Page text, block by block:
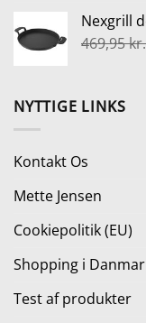
Nexgrill
469,95kr.
NYTTIGE LINKS
Kontakt Os
Mette Jensen
Cookiepolitik (EU)
Shopping i
Test af produkter